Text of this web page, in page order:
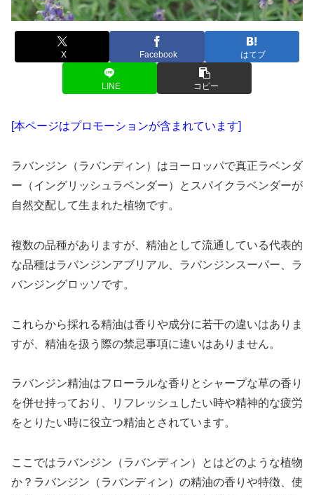
X Facebook はてブ
LINE コピー
[本ページはプロモーションが含まれています]
ラバンジン（ラバンディン）はヨーロッパで真正ラベンダ
ー（イングリッシュラベンダー）とスパイクラベンダーが
自然交配して生まれた植物です。
複数の品種がありますが、精油として流通している代表的
な品種はラバンジンアブリアル、ラバンジンスーパー、ラ
バンジングロッソです。
これらから採れる精油は香りや成分に若干の違いはありま
すが、精油を扱う際の禁忌事項に違いはありません。
ラバンジン精油はフローラルな香りとシャープな草の香り
を併せ持っており、リフレッシュしたい時や精神的な疲労
をとりたい時に役立つ精油とされています。
ここではラバンジン（ラバンディン）とはどのような植物
か？ラバンジン（ラバンディン）の精油の香りや特徴、使